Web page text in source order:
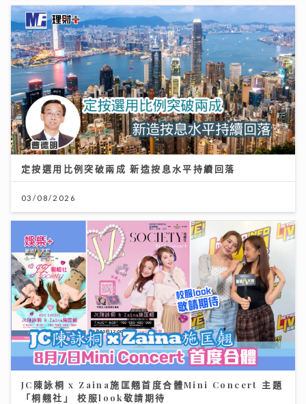
定按選用比例突破兩成 新造按息水平持續回落
03/08/2026
JC陳詠桐 x Zaina施匡翹首度合體Mini Concert 主題
「桐翹社」 校服look敬請期待